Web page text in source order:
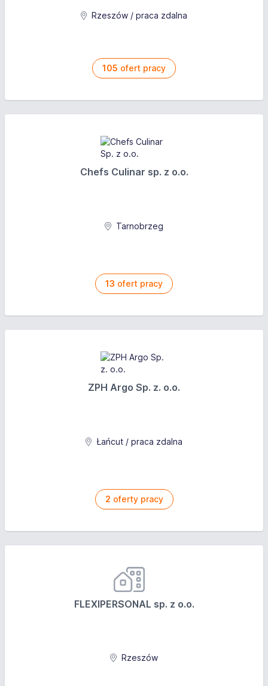
Rzeszów / praca zdalna
105 ofert pracy
Chefs Culinar sp. z o.o.
Tarnobrzeg
13 ofert pracy
ZPH Argo Sp. z. o.o.
Łańcut / praca zdalna
2 oferty pracy
FLEXIPERSONAL sp. z o.o.
Rzeszów